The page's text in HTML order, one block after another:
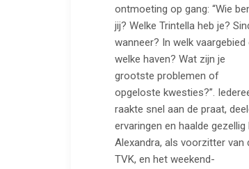
ontmoeting op gang: “Wie
jij? Welke Trintella heb je?
wanneer? In welk
welke haven? Wat zijn je
grootste problemen of
opgeloste kwesties?”.
raakte snel aan de praat,
ervaringen en haalde gezellig
Alexandra, als voorzitter van
TVK, en het weekend-